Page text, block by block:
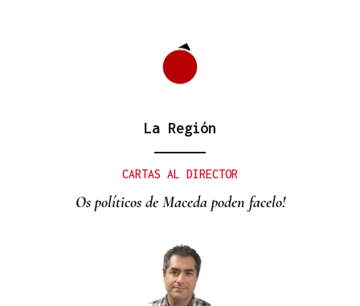
San Xoán de Río, el municipio ourensano que
inclusión rural
La Región
CARTAS AL DIRECTOR
Os políticos de Maceda poden facelo!